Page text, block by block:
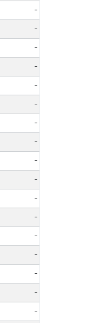
-
-
-
-
-
-
-
-
-
-
-
-
-
-
-
-
-